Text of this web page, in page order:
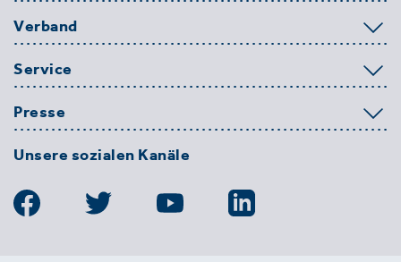
Verband
Service
Presse
Unsere sozialen Kanäle